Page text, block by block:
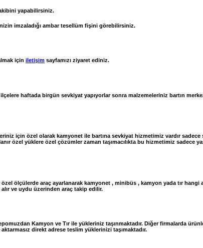
yapabilirsiniz.
imzaladığı ambar tesellüm fişini görebilirsiniz.
için iletişim sayfamızı ziyaret ediniz.
haftada birgün sevkiyat yapıyorlar sonra malzemeleriniz bartın
için özel olarak kamyonet ile bartına sevkiyat hizmetimiz vardır
özel yüklere özel çözümler zaman taşımacılıkta bu hizmetimiz
ölçülerde araç ayarlanarak kamyonet , minibüs , kamyon yada tır
ve uydu üzerinden araç takip edilir.
Kamyon ve Tır ile yükleriniz taşınmaktadır. Diğer firmalarda
direkt adrese teslim yüklerinizi taşımaktadır.